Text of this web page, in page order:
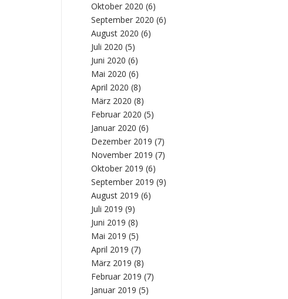
Oktober 2020 (6)
September 2020 (6)
August 2020 (6)
Juli 2020 (5)
Juni 2020 (6)
Mai 2020 (6)
April 2020 (8)
März 2020 (8)
Februar 2020 (5)
Januar 2020 (6)
Dezember 2019 (7)
November 2019 (7)
Oktober 2019 (6)
September 2019 (9)
August 2019 (6)
Juli 2019 (9)
Juni 2019 (8)
Mai 2019 (5)
April 2019 (7)
März 2019 (8)
Februar 2019 (7)
Januar 2019 (5)